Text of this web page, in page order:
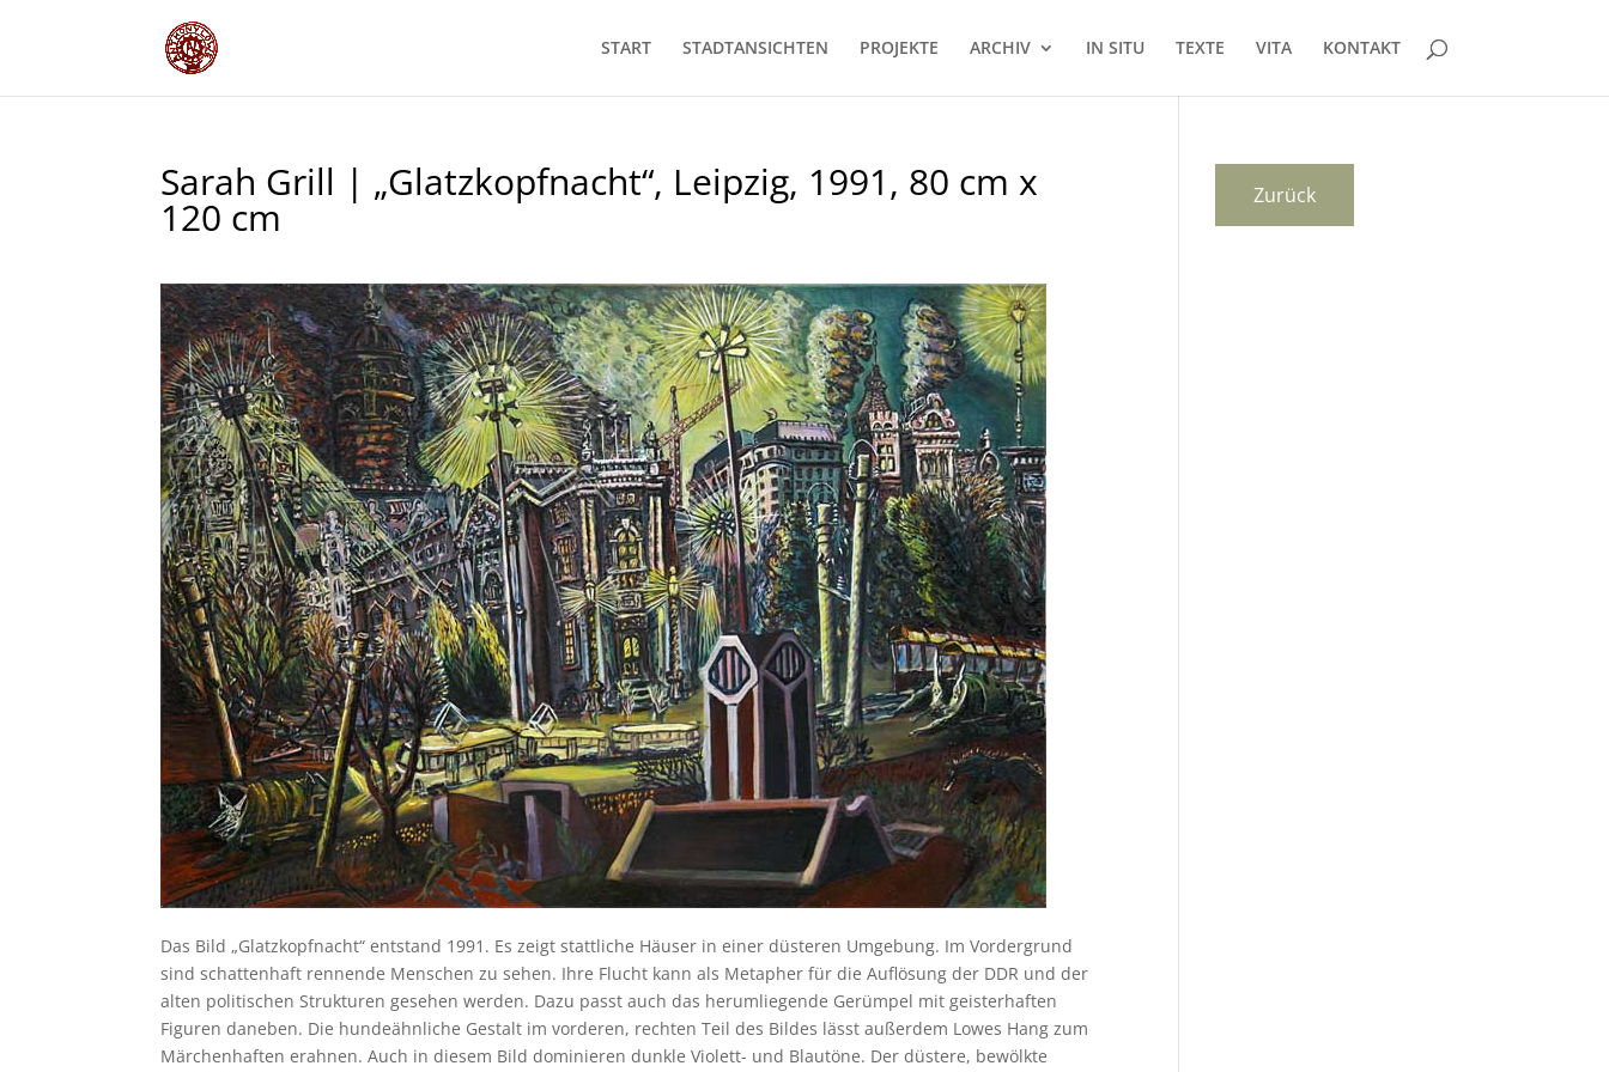
START STADTANSICHTEN PROJEKTE ARCHIV IN SITU TEXTE VITA KONTAKT
Sarah Grill | „Glatzkopfnacht“, Leipzig, 1991, 80 cm x
120 cm
Das Bild „Glatzkopfnacht“ entstand 1991. Es zeigt stattliche Häuser in einer düsteren Umgebung. Im Vordergrund
sind schattenhaft rennende Menschen zu sehen. Ihre Flucht kann als Metapher für die Auflösung der DDR und der
alten politischen Strukturen gesehen werden. Dazu passt auch das herumliegende Gerümpel mit geisterhaften
Figuren daneben. Die hundeähnliche Gestalt im vorderen, rechten Teil des Bildes lässt außerdem Lowes Hang zum
Märchenhaften erahnen. Auch in diesem Bild dominieren dunkle Violett- und Blautöne. Der düstere, bewölkte